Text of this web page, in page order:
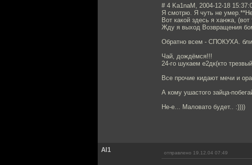
# 4 Ka1naM, 2004-12-18
Я смотрю. Я чуть не
Вот какой здесь я ханжа, (вот
Жду я выход Возвращения
Обратно всем - СПОКУХА.
Чай, дождёмся!!!
24-го шукаем е2дк(кто
Все прочие кидают мечи и
А кому ушастого зайца-
Не-е... Маловато будет.. :))))
Al1 отправлено 19.12.04 07:49